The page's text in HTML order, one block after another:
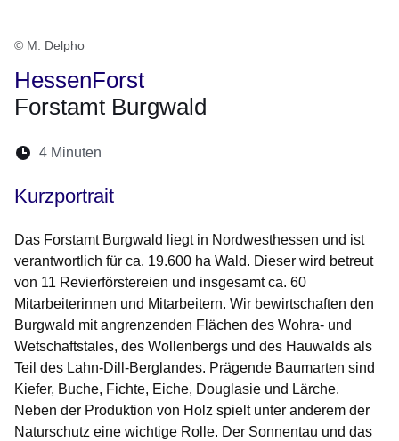
© M. Delpho
HessenForst
Forstamt Burgwald
Lesedauer:
4 Minuten
Kurzportrait
Das Forstamt Burgwald liegt in Nordwesthessen und ist
verantwortlich für ca. 19.600 ha Wald. Dieser wird betreut
von 11 Revierförstereien und insgesamt ca. 60
Mitarbeiterinnen und Mitarbeitern. Wir bewirtschaften den
Burgwald mit angrenzenden Flächen des Wohra- und
Wetschaftstales, des Wollenbergs und des Hauwalds als
Teil des Lahn-Dill-Berglandes. Prägende Baumarten sind
Kiefer, Buche, Fichte, Eiche, Douglasie und Lärche.
Neben der Produktion von Holz spielt unter anderem der
Naturschutz eine wichtige Rolle. Der Sonnentau und das